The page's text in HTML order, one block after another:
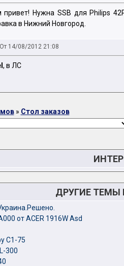
привет! Нужна SSB для Philips
в Нижний Новгород.
14/08/2012 21:08
, в ЛС
» Стол заказов
ДРУГИЕ ТЕМЫ
от ACER 1916W Asd
С1-75
300